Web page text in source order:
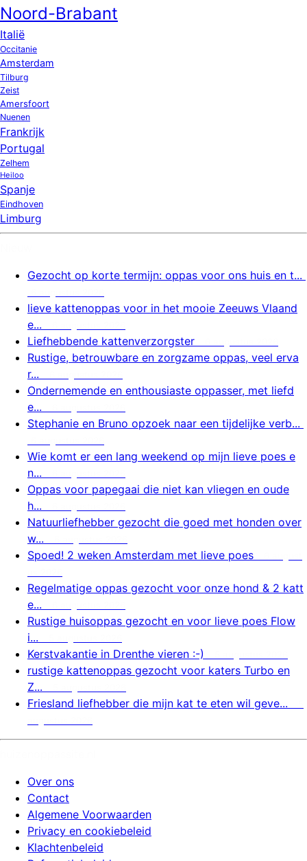
Noord-Brabant
Italië
Occitanie
Amsterdam
Tilburg
Zeist
Amersfoort
Nuenen
Frankrijk
Portugal
Zelhem
Heiloo
Spanje
Eindhoven
Limburg
Gezocht op korte termijn: oppas voor ons huis en t...
lieve kattenoppas voor in het mooie Zeeuws Vlaand
e...
Liefhebbende kattenverzorgster
Rustige, betrouwbare en zorgzame oppas, veel erva
r...
Ondernemende en enthousiaste oppasser, met liefd
e...
Stephanie en Bruno opzoek naar een tijdelijke verb...
Wie komt er een lang weekend op mijn lieve poes e
n...
Oppas voor papegaai die niet kan vliegen en oude
h...
Natuurliefhebber gezocht die goed met honden over
w...
Spoed! 2 weken Amsterdam met lieve poes
Regelmatige oppas gezocht voor onze hond & 2 katt
e...
Rustige huisoppas gezocht en voor lieve poes Flow
i...
Kerstvakantie in Drenthe vieren :-)
rustige kattenoppas gezocht voor katers Turbo en
Z...
Friesland liefhebber die mijn kat te eten wil geve...
Over ons
Contact
Algemene Voorwaarden
Privacy en cookiebeleid
Klachtenbeleid